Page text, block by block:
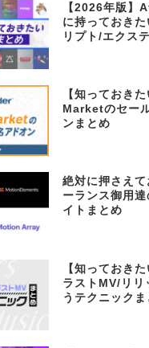
【2026年版
に持っておき
リプト/エクス
【知っておき
Marketのセー
ンまとめ
絶対に押さえて
ーランス御用
イトまとめ
【知っておき
ラストMV/リリ
うテクニックま